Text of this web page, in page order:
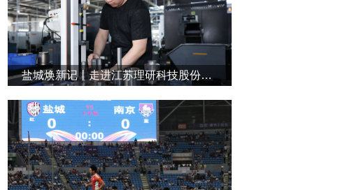
盐城焕新记丨走进江苏理研科技股份有限公司